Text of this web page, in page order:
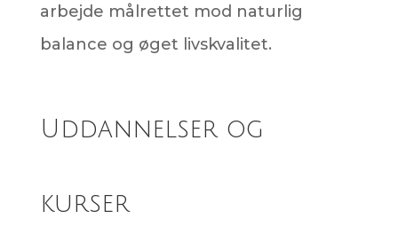
arbejde målrettet mod naturlig
balance og øget livskvalitet.
Uddannelser og
kurser